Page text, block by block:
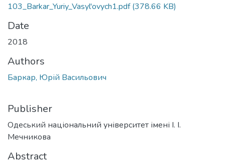
103_Barkar_Yuriy_Vasyl'ovych1.pdf(378.66 KB)
Date
2018
Authors
Баркар, Юрій Васильович
Publisher
Одеський національний університет імені І. І.
Мечникова
Abstract